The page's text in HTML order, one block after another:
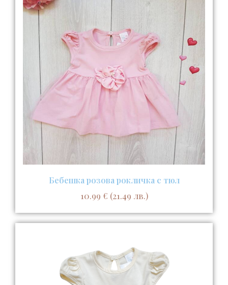
Бебешка розова рокличка с тюл
10.99 € (21.49 лв.)